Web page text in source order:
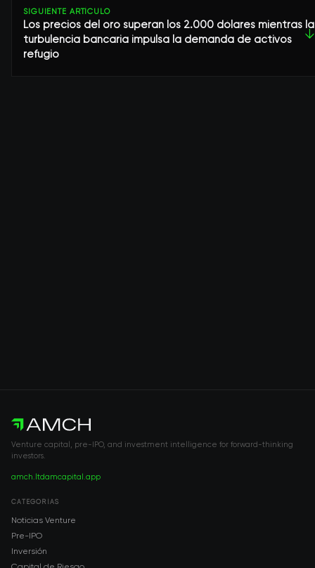
SIGUIENTE ARTÍCULO
Los precios del oro superan los 2.000 dólares mientras la
turbulencia bancaria impulsa la demanda de activos
refugio
↓
Venture capital, pre-IPO, and investment intelligence for forward-thinking
investors.
amch.ltdamcapital.app
CATEGORÍAS
Noticias Venture
Pre-IPO
Inversión